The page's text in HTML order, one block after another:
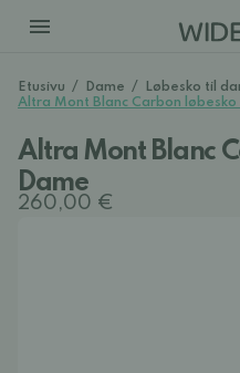
Etusivu / Dame / Løbesko til
Altra Mont Blanc Carbon løbesko
Altra Mont Blanc
Dame
260,00 €